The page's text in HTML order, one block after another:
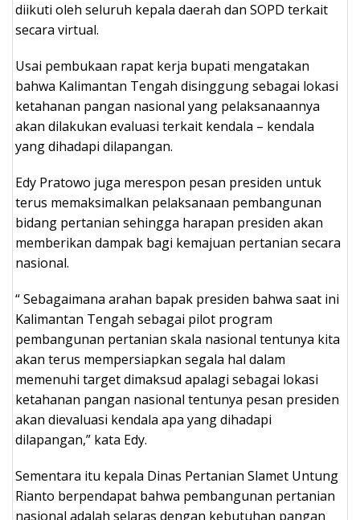
diikuti oleh seluruh kepala daerah dan SOPD terkait
secara virtual.
Usai pembukaan rapat kerja bupati mengatakan
bahwa Kalimantan Tengah disinggung sebagai lokasi
ketahanan pangan nasional yang pelaksanaannya
akan dilakukan evaluasi terkait kendala – kendala
yang dihadapi dilapangan.
Edy Pratowo juga merespon pesan presiden untuk
terus memaksimalkan pelaksanaan pembangunan
bidang pertanian sehingga harapan presiden akan
memberikan dampak bagi kemajuan pertanian secara
nasional.
“ Sebagaimana arahan bapak presiden bahwa saat ini
Kalimantan Tengah sebagai pilot program
pembangunan pertanian skala nasional tentunya kita
akan terus mempersiapkan segala hal dalam
memenuhi target dimaksud apalagi sebagai lokasi
ketahanan pangan nasional tentunya pesan presiden
akan dievaluasi kendala apa yang dihadapi
dilapangan,” kata Edy.
Sementara itu kepala Dinas Pertanian Slamet Untung
Rianto berpendapat bahwa pembangunan pertanian
nasional adalah selaras dengan kebutuhan pangan